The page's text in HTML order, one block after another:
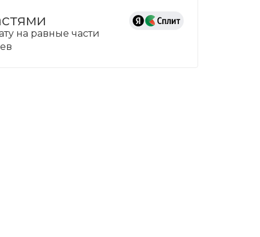
на равные части